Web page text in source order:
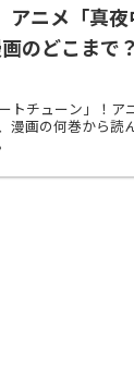
アニメ「真
のどこまで
トチューン」！ア
漫画の何巻から読